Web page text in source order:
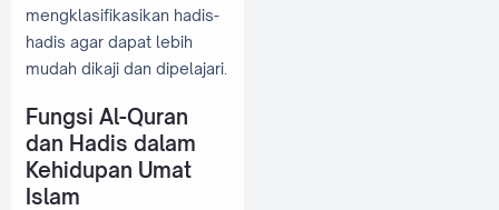
mengklasifikasikan hadis-
hadis agar dapat lebih
mudah dikaji dan dipelajari.
Fungsi Al-Quran
dan Hadis dalam
Kehidupan Umat
Islam